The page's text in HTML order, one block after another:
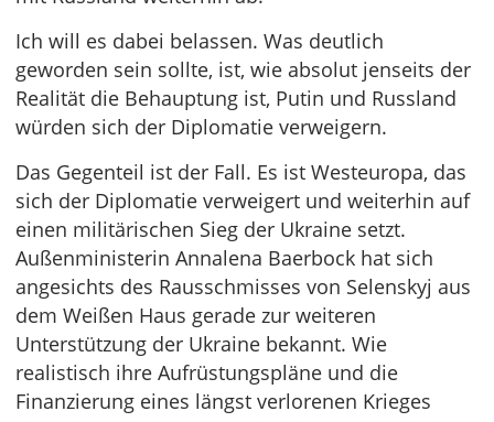
Ich will es dabei belassen. Was deutlich
geworden sein sollte, ist, wie absolut jenseits der
Realität die Behauptung ist, Putin und Russland
würden sich der Diplomatie verweigern.
Das Gegenteil ist der Fall. Es ist Westeuropa, das
sich der Diplomatie verweigert und weiterhin auf
einen militärischen Sieg der Ukraine setzt.
Außenministerin Annalena Baerbock hat sich
angesichts des Rausschmisses von Selenskyj aus
dem Weißen Haus gerade zur weiteren
Unterstützung der Ukraine bekannt. Wie
realistisch ihre Aufrüstungspläne und die
Finanzierung eines längst verlorenen Krieges